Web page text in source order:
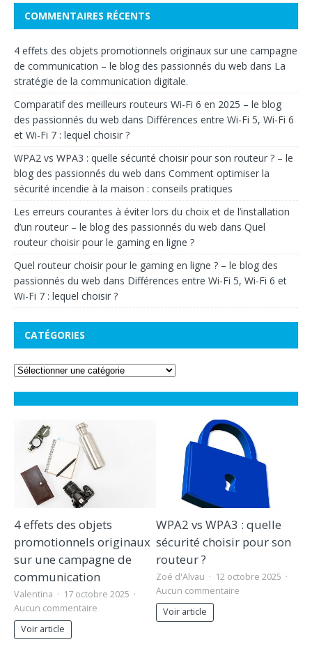
COMMENTAIRES RÉCENTS
4 effets des objets promotionnels originaux sur une campagne
de communication – le blog des passionnés du web dans La
stratégie de la communication digitale.
Comparatif des meilleurs routeurs Wi-Fi 6 en 2025 – le blog
des passionnés du web dans Différences entre Wi-Fi 5, Wi-Fi 6
et Wi-Fi 7 : lequel choisir ?
WPA2 vs WPA3 : quelle sécurité choisir pour son routeur ? – le
blog des passionnés du web dans Comment optimiser la
sécurité incendie à la maison : conseils pratiques
Les erreurs courantes à éviter lors du choix et de l’installation
d’un routeur – le blog des passionnés du web dans Quel
routeur choisir pour le gaming en ligne ?
Quel routeur choisir pour le gaming en ligne ? – le blog des
passionnés du web dans Différences entre Wi-Fi 5, Wi-Fi 6 et
Wi-Fi 7 : lequel choisir ?
CATÉGORIES
4 effets des objets
promotionnels originaux
sur une campagne de
communication
Valentina
17 octobre 2025
Aucun commentaire
Voir article
WPA2 vs WPA3 : quelle
sécurité choisir pour son
routeur ?
Zoé d'Alvau
12 octobre 2025
Aucun commentaire
Voir article